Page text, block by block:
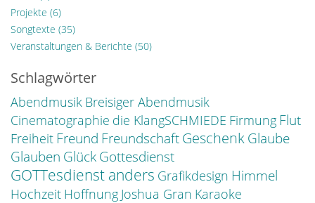
Projekte (6)
Songtexte (35)
Veranstaltungen & Berichte (50)
Schlagwörter
Abendmusik Breisiger Abendmusik
Cinematographie die KlangSCHMIEDE Firmung Flut
Freiheit Freund Freundschaft Geschenk Glaube
Glauben Glück Gottesdienst
GOTTesdienst anders Grafikdesign Himmel
Hochzeit Hoffnung Joshua Gran Karaoke